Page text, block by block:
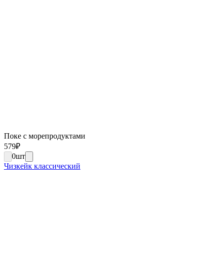
Поке с морепродуктами
579₽
0шт
Чизкейк классический